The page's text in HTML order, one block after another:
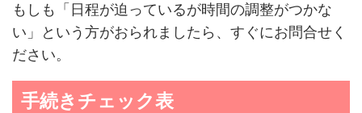
もしも「日程が迫っているが時間の調整がつかな
い」という方がおられましたら、すぐにお問合せく
ださい。
手続きチェック表